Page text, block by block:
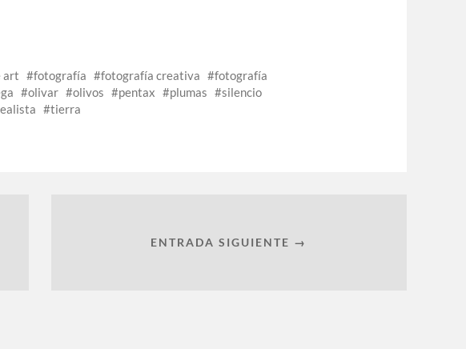
art fotografía fotografía creativa
fotografía
olivar olivos pentax plumas
silencio
tierra
ENTRADA SIGUIENTE →